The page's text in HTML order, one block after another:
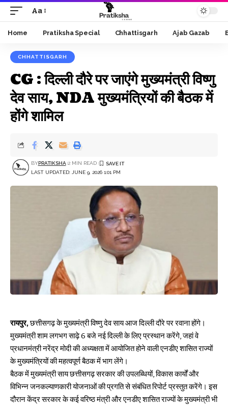
Font
Resizer
Aa
Home Pratiksha Special Chhattisgarh Ajab Gazab
CHHATTISGARH
CG : दिल्ली दौरे पर जाएंगे मुख्यमंत्री विष्णु
देव साय, NDA मुख्यमंत्रियों की बैठक में
होंगे शामिल
LAST UPDATED: JUNE 9, 2026 1:01 PM
BYPRATIKSHA 2 MIN READ
रायपुर,छत्तीसगढ़ के मुख्यमंत्री विष्णु देव साय आज दिल्ली दौरे पर रवाना होंगे।
मुख्यमंत्री शाम लगभग साढ़े 6 बजे नई दिल्ली के लिए प्रस्थान करेंगे, जहां वे
प्रधानमंत्री नरेंद्र मोदी की अध्यक्षता में आयोजित होने वाली एनडीए शासित राज्यों
के मुख्यमंत्रियों की महत्वपूर्ण बैठक में भाग लेंगे।
बैठक में मुख्यमंत्री साय छत्तीसगढ़ सरकार की उपलब्धियों, विकास कार्यों और
विभिन्न जनकल्याणकारी योजनाओं की प्रगति से संबंधित रिपोर्ट प्रस्तुत करेंगे। इस
दौरान केंद्र सरकार के कई वरिष्ठ मंत्री और एनडीए शासित राज्यों के मुख्यमंत्री भी